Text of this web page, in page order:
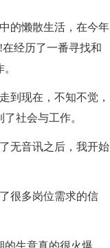
的懒散生活，在今年
经历了一番寻找和
到现在，不知不觉，
社会与工作。
无音讯之后，我开始
很多岗位需求的信
生意真的很火爆，